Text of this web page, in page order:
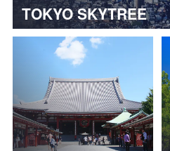
TOKYO SKYTREE